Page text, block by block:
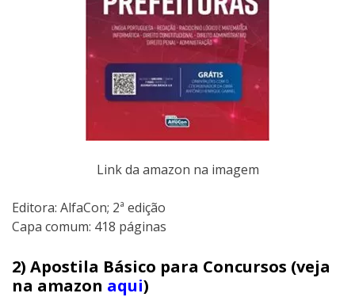
Link da amazon na imagem
Editora:‎ AlfaCon; 2ª edição
Capa comum:‎ 418 páginas
2) Apostila Básico para Concursos (veja
na amazon aqui)